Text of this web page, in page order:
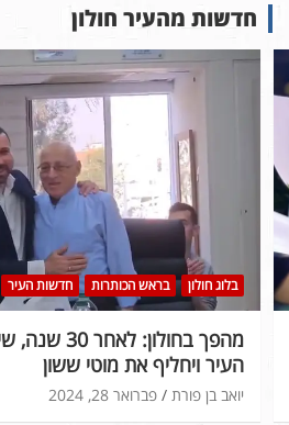
חדשות מהעיר חולון
בלוג חולון בראש הכותרות חדשות העיר
מהפך
העיר ויחליף את מוטי ששון
פברואר 28, 2024 יואב בן פורת